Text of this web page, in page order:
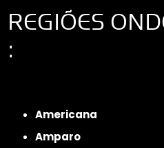
REGIÕES
:
Americana
Amparo